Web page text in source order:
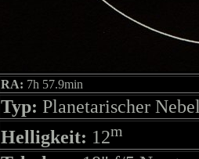
RA: 7h 57.9min
Typ: Planetarischer
Helligkeit: 12m